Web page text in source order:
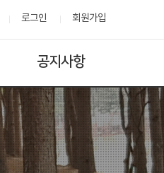
로그인 회원가입
공지사항